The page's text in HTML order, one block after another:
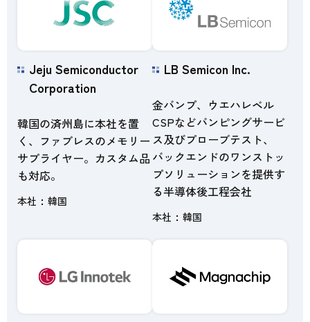
Jeju Semiconductor
Corporation
本社 韓国
韓国の済州島に本社を置
く、ファブレスのメモリー
サプライヤー。カスタム品
も対応。
LB Semicon Inc.
本社 韓国
金バンプ、ウエハレベル
CSPなどバンピングサービ
ス及びプローブテスト、
バックエンドのワンストッ
プソリューションを提供す
る半導体後工程会社